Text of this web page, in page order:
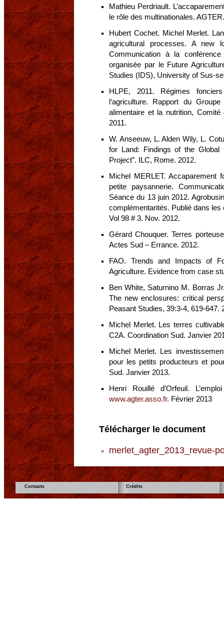
Mathieu Perdriault.
le rôle des multinationales.
Hubert Cochet. Michel Merlet.
agricultural processes. A new
Communication à la conférence
organisée par le Future
Studies (IDS), University of Sus-
HLPE, 2011. Régimes
l‘agriculture. Rapport du
alimentaire et la nutrition,
2011.
W. Anseeuw, L. Alden Wily, L.
for Land: Findings of the Global
Project”. ILC, Rome. 2012.
Michel MERLET. Accaparement
petite paysannerie.
Séance du 13 juin 2012.
complémentarités. Publié dans les
Vol 98 # 3. Nov. 2012.
Gérard Chouquer. Terres
Actes Sud – Errance. 2012.
FAO. Trends and Impacts of
Agriculture. Evidence from case
Ben White, Saturnino M. Borras
The new enclosures: critical
Peasant Studies, 39:3-4, 619-647.
Michel Merlet. Les terres
C2A. Coordination Sud. Janvier
Michel Merlet. Les
pour les petits producteurs et
Sud. Janvier 2013.
Henri Rouillé d’Orfeuil.
www.agter.asso.fr. Février 2013
Télécharger le document
merlet_agter_2013_revue-
Contacts Crédits